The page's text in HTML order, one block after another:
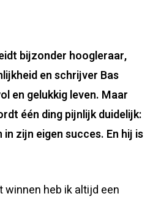
bijzonder hoogleraar,
en schrijver Bas
en gelukkig leven. Maar
één ding pijnlijk duidelijk:
zijn eigen succes. En hij is
winnen heb ik altijd een